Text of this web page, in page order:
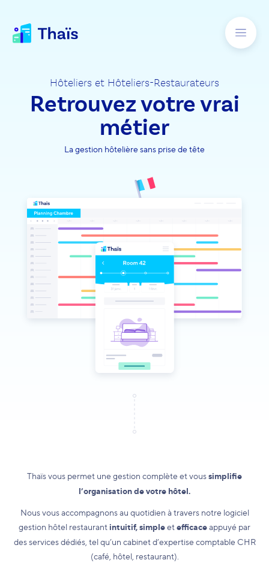
Hôteliers et Hôteliers-Restaurateurs
Retrouvez votre vrai
métier
La gestion hôtelière sans prise de tête
Thaïs vous permet une gestion complète et voussimplifie
l’organisation de votre hôtel.
Nous vous accompagnons au quotidien à travers notre logiciel
gestion hôtel restaurant intuitif, simpleetefficaceappuyé par
des services dédiés, tel qu’un cabinet d’expertise comptable CHR
(café, hôtel, restaurant).